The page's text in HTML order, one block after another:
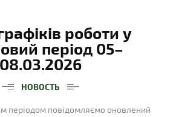
роботи у
період 05–
08.03.2026
НОВОСТЬ
періодом повідомляємо оновлений